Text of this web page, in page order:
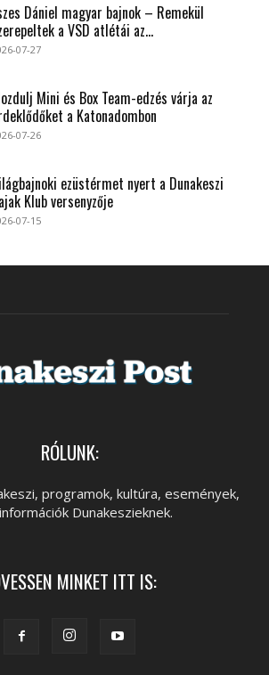
Dániel magyar bajnok – Remekül
a VSD atlétái az...
07-27
Mini és Box Team-edzés várja az
a Katonadombon
07-26
ezüstérmet nyert a Dunakeszi
Klub versenyzője
07-15
RÓLUNK:
programok, kultúra, események,
Dunakeszieknek.
MINKET ITT IS: